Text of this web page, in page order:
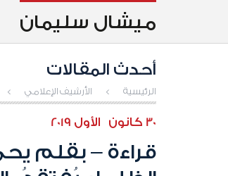
ميشال سليمان
أحدث المقالات
الرئيسية > الأرشيف الإعلامي
30 كانون الأول 2019
قراءة – بقلم